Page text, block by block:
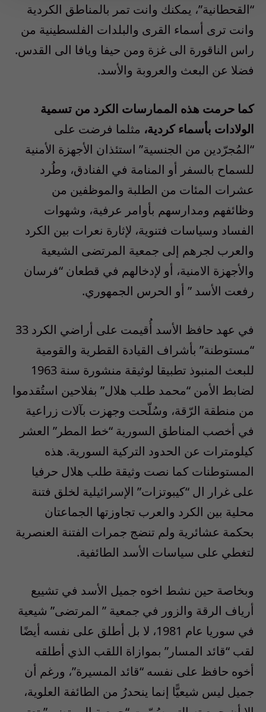
“القحطانية”، يمكنك وانت تمر بالمناطق الكردية
وانت ترى أسماء القرى والبلدات الفلسطينية من
راس الناقورة الى غزة ومن حيفا ويافا الى القدس.
فضلا عن البعث والعروبة والأسد.
كما حرمت هذه الممارسات الكرد من تسمية
الولادات بأسماء كردية، مثلما فرضت على
“المُجرّدين من الجنسية” استئذان الأجهزة الأمنية
للسماح بالسفر أو المنامة في الفنادق، وطُرد
عشرات المئات من الطلبة والموظفين من
وظائفهم ومدارسهم بأوامر عرفية، وشهوات
الفساد وسياسات فتنوية، لإثارة نعرات بين الكرد
والعرب لجرهم إلى جمعية المرتضى الشيعية
والأجهزة الامنية، أو لإدخالهم في قطعان “فرسان
رفعت الأسد ” أو الحرس الجمهوري.
في عهد حافظ الأسد أُقيمت على أراضي الكرد 33
“مستوطنة” بأشراف القيادة القطرية والقومية
للبعث المنبوذ تطبيقا لوثيقة منشورة سنة 1963
لضابط الأمن “محمد طلب هلال” بفلاحين استُقدموا
من منطقة الرّقة، وسُلّحت وجهزت بآلات زراعية
في أخصب المناطق السورية “خط المطر” العشر
كيلومترات عن الحدود التركية السورية. هذه
المستوطنات كما نصت وثيقة طلب هلال حرفيا
على غرار ال “كيبوتزات” الإسرائيلية لخلق فتنة
محلية بين الكرد والعرب تجاوزتها الجماعتان
بحكمة عشائرية ولم تنضج جمرات الفتنة العنصرية
لتغطي على سياسات الأسد الطائفية.
وبخاصة حين نشط اخوه جميل الأسد في تشييع
أرياف الرقة والزور في جمعية ” المرتضى” شيعية
في سوريا عام 1981، لا بل أطلق على نفسه أيضًا
لقب “قائد المسار” بموازاة اللقب الذي أطلقه
أخوه حافظ على نفسه “قائد المسيرة”، ورغم أن
جميل ليس شيعيًّا إنما ينحدرُ من الطائفة العلوية،